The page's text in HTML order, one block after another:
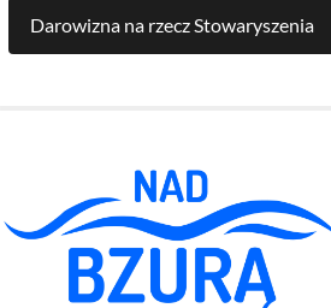
Darowizna na rzecz Stowaryszenia